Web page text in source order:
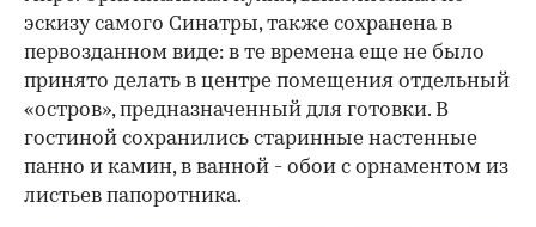
эскизу самого Синатры, также сохранена в
первозданном виде: в те времена еще не было
принято делать в центре помещения отдельный
«остров», предназначенный для готовки. В
гостиной сохранились старинные настенные
панно и камин, в ванной - обои с орнаментом из
листьев папоротника.